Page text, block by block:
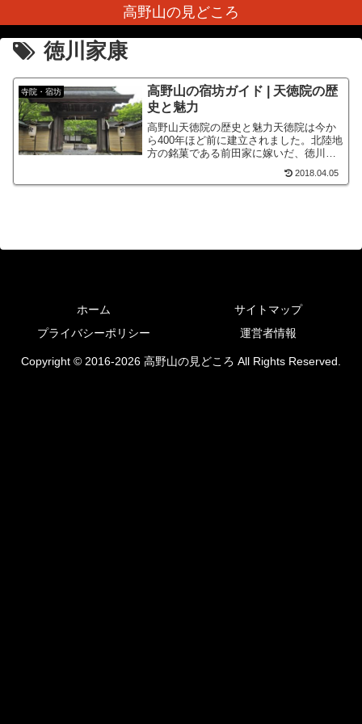
高野山の見どころ
徳川家康
寺院・宿坊
高野山の宿坊ガイド | 天徳院の歴
史と魅力
高野山天徳院の歴史と魅力天徳院は今か
ら400年ほど前に建立されました。北陸地
方の銘菓である前田家に嫁いだ、徳川家
れ、珠姫の奇妙から天徳院と言う寺名を
2018.04.05
ホーム
サイトマップ
プライバシーポリシー
運営者情報
Copyright © 2016-2026 高野山の見どころ All Rights Reserved.